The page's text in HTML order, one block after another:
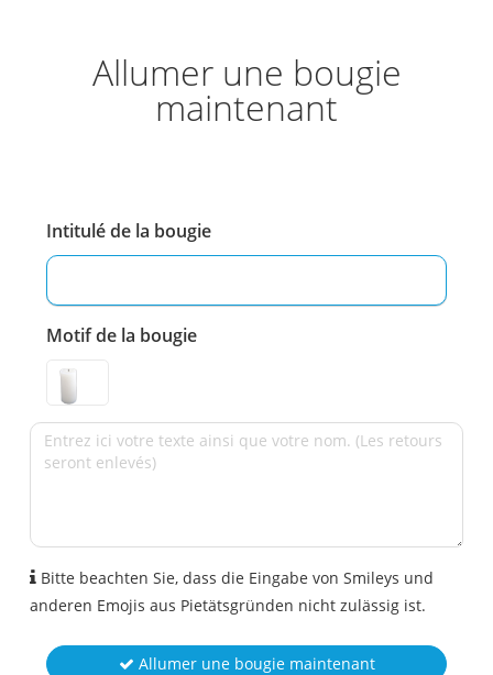
Allumer une bougie
maintenant
Intitulé de la bougie
Motif de la bougie
Bitte beachten Sie, dass die Eingabe von Smileys und
anderen Emojis aus Pietätsgründen nicht zulässig ist.
Allumer une bougie maintenant